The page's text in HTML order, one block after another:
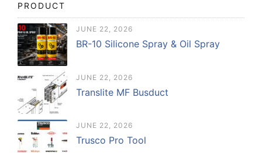
PRODUCT
JUNE 22, 2026
BR-10 Silicone Spray & Oil Spray
JUNE 22, 2026
Translite MF Busduct
JUNE 22, 2026
Trusco Pro Tool